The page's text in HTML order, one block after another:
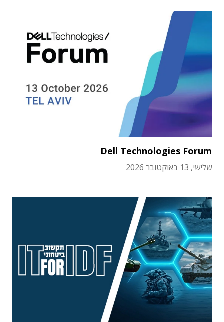
Dell Technologies Forum
שלישי, 13 באוקטובר 2026